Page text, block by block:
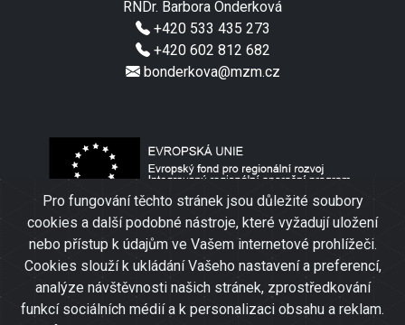
Pro fungování těchto stránek jsou důležité soubory
cookies a další podobné nástroje, které vyžadují uložení
nebo přístup k údajům ve Vašem internetové prohlížeči.
Cookies slouží k ukládání Vašeho nastavení a preferencí,
analýze návštěvnosti našich stránek, zprostředkování
funkcí sociálních médií a k personalizaci obsahu a reklam.
RNDr. Barbora Onderková
+420 533 435 273
+420 602 812 682
bonderkova@mzm.cz